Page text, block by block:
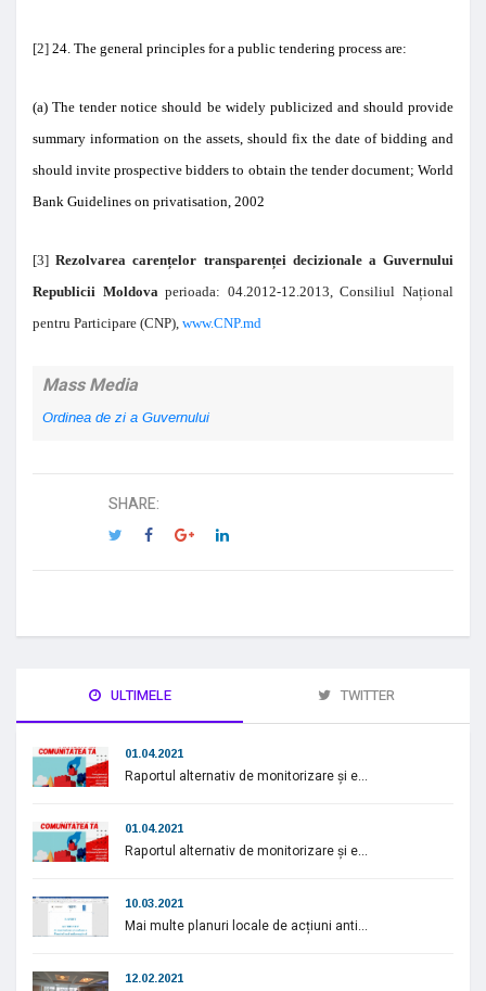
[2] 24. The general principles for a public tendering process are:
(a) The tender notice should be widely publicized and should provide
summary information on the assets, should fix the date of bidding and
should invite prospective bidders to obtain the tender document; World
Bank Guidelines on privatisation, 2002
[3] Rezolvarea carențelor transparenței decizionale a Guvernului
Republicii Moldovaperioada: 04.2012-12.2013, Consiliul Național
pentru Participare (CNP), www.CNP.md
Mass Media
Ordinea de zi a Guvernului
SHARE:
ULTIMELE TWITTER
01.04.2021
Raportul alternativ de monitorizare și e...
01.04.2021
Raportul alternativ de monitorizare și e...
10.03.2021
Mai multe planuri locale de acțiuni anti...
12.02.2021